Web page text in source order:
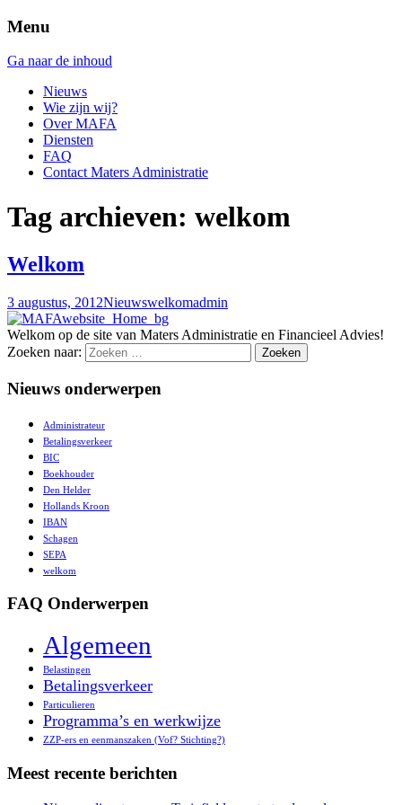
Menu
Ga naar de inhoud
Nieuws
Wie zijn wij?
Over MAFA
Diensten
FAQ
Contact Maters Administratie
Tag archieven: welkom
Welkom
3 augustus, 2012Nieuwswelkomadmin
Welkom op de site van Maters Administratie en Financieel Advies!
Zoeken naar:
Nieuws onderwerpen
Administrateur
Betalingsverkeer
BIC
Boekhouder
Den Helder
Hollands Kroon
IBAN
Schagen
SEPA
welkom
FAQ Onderwerpen
Algemeen
Belastingen
Betalingsverkeer
Particulieren
Programma’s en werkwijze
ZZP-ers en eenmanszaken (Vof? Stichting?)
Meest recente berichten